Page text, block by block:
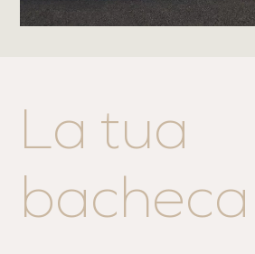
La tua
bacheca